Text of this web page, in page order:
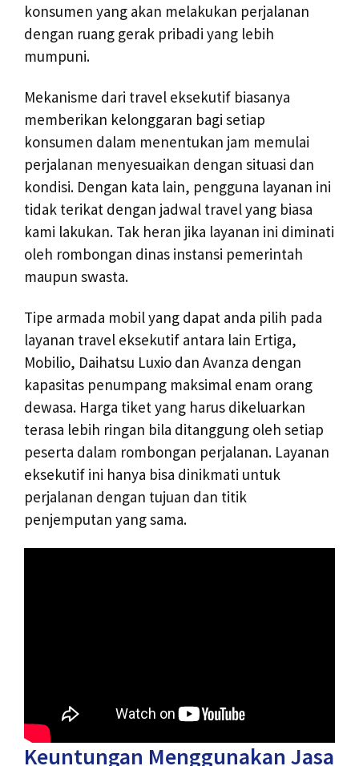
konsumen yang akan melakukan perjalanan
dengan ruang gerak pribadi yang lebih
mumpuni.
Mekanisme dari travel eksekutif biasanya
memberikan kelonggaran bagi setiap
konsumen dalam menentukan jam memulai
perjalanan menyesuaikan dengan situasi dan
kondisi. Dengan kata lain, pengguna layanan ini
tidak terikat dengan jadwal travel yang biasa
kami lakukan. Tak heran jika layanan ini diminati
oleh rombongan dinas instansi pemerintah
maupun swasta.
Tipe armada mobil yang dapat anda pilih pada
layanan travel eksekutif antara lain Ertiga,
Mobilio, Daihatsu Luxio dan Avanza dengan
kapasitas penumpang maksimal enam orang
dewasa. Harga tiket yang harus dikeluarkan
terasa lebih ringan bila ditanggung oleh setiap
peserta dalam rombongan perjalanan. Layanan
eksekutif ini hanya bisa dinikmati untuk
perjalanan dengan tujuan dan titik
penjemputan yang sama.
Keuntungan Menggunakan Jasa